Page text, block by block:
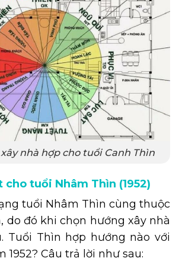
nhà hợp cho tuổi Canh Thìn
tuổi Nhâm Thìn (1952)
tuổi Nhâm Thìn cùng thuộc
do đó khi chọn hướng xây nhà
Tuổi Thìn hợp hướng nào với
1952? Câu trả lời như sau: